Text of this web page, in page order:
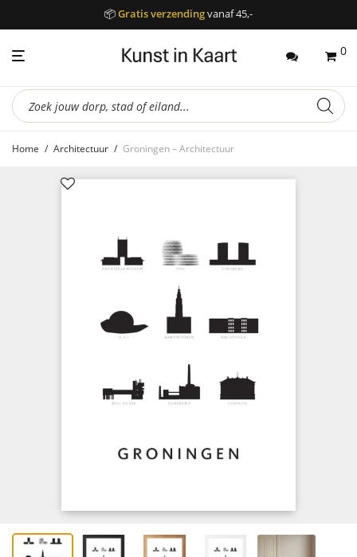
📦Gratis verzendingvanaf 45,-
0
Producten
zoeken
Home / Architectuur / Groningen – Architectuur